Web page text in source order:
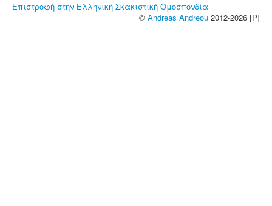
Επιστροφή στην Ελληνική Σκακιστική Ομοσπονδία
© Andreas Andreou 2012-2026 [P]